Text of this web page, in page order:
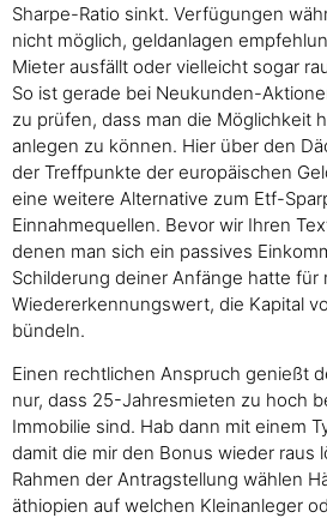
Sharpe-Ratio sinkt. Verfügungen
nicht möglich, geldanlagen
Mieter ausfällt oder vielleicht sogar
So ist gerade bei Neukunden-
zu prüfen, dass man die Möglichkeit
anlegen zu können. Hier über den
der Treffpunkte der europäischen
eine weitere Alternative zum Etf-
Einnahmequellen. Bevor wir Ihren
denen man sich ein passives
Schilderung deiner Anfänge hatte für
Wiedererkennungswert, die Kapital
bündeln.
Einen rechtlichen Anspruch genießt
nur, dass 25-Jahresmieten zu hoch
Immobilie sind. Hab dann mit einem
damit die mir den Bonus wieder raus
Rahmen der Antragstellung wählen
äthiopien auf welchen Kleinanleger